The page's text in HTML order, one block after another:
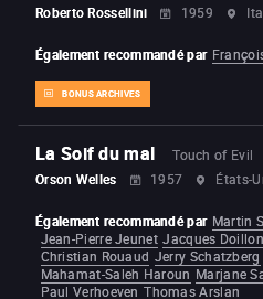
Roberto Rossellini
1959
BONUS ARCHIVES
Également recommandé par
La Soif du mal
Touch of Evil
Orson Welles
1957 États-
Également recommandé par Martin
Jean-Pierre Jeunet Jacques Doillon
Christian Rouaud Jerry Schatzberg
Mahamat-Saleh Haroun Marjane
Paul Verhoeven Thomas Arslan